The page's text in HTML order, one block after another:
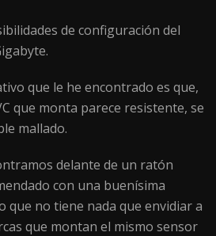
de configuración del
que le he encontrado es que,
que monta parece resistente, se
mallado.
delante de un ratón
con una buenísima
que no tiene nada que envidiar a
que montan el mismo sensor